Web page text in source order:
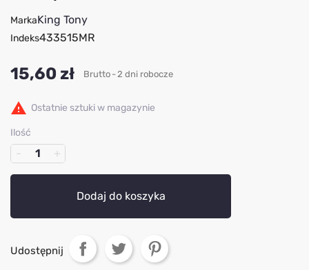
MarkaKing Tony
Indeks433515MR
15,60 zł Brutto 2 dni robocze
 Ostatnie sztuki w magazynie
Ilość
Dodaj do koszyka
Udostępnij